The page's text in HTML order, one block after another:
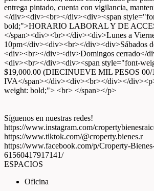
entrega pintado, cuenta con vigilancia,
</div><div><br></div><div><span
bold;">HORARIO LABORAL Y DE
</span><div><br></div><div>Lunes a
10pm</div><div><br></div><div>Sábados
<div><br></div><div>Domingos cerrado</
<div><br></div><div><span style="font-
$19,000.00 (DIECINUEVE MIL PESOS
IVA</span></div><div><br></div></
weight: bold;"> <br> </span></p>
Síguenos en nuestras redes!
https://www.instagram.com/
https://www.tiktok.com/@croperty.bienes.r
https://www.facebook.com/p/Croperty-
61560417917141/
ESPACIOS
Oficina